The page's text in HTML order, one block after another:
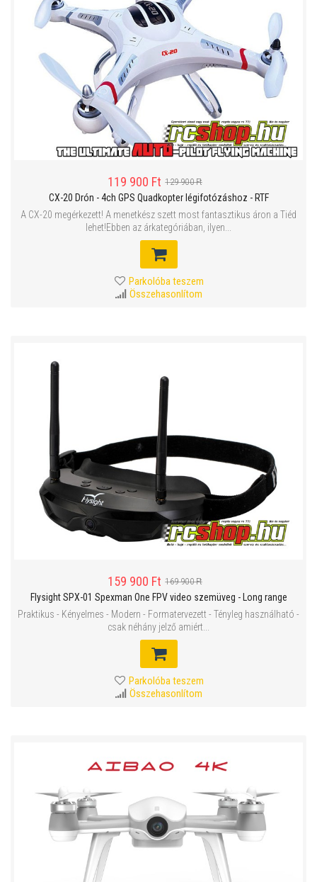
119 900 Ft 129 900 Ft
CX-20 Drón - 4ch GPS Quadkopter légifotózáshoz - RTF
A CX-20 megérkezett! A menetkész szett most fantasztikus áron a Tiéd
lehet!Ebben az árkategóriában, ilyen...
Parkolóba teszem
Összehasonlítom
159 900 Ft 169 900 Ft
Flysight SPX-01 Spexman One FPV video szemüveg - Long range
Praktikus - Kényelmes - Modern - Formatervezett - Tényleg használható -
csak néhány jelző amiért...
Parkolóba teszem
Összehasonlítom